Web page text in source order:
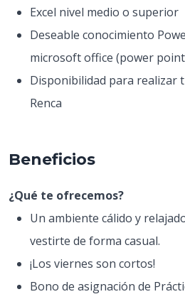
Excel nivel medio o superior
Deseable conocimiento
microsoft office (power
Disponibilidad para realizar
Renca
Beneficios
¿Qué te ofrecemos?
Un ambiente cálido y
vestirte de forma casual.
¡Los viernes son cortos!
Bono de asignación de